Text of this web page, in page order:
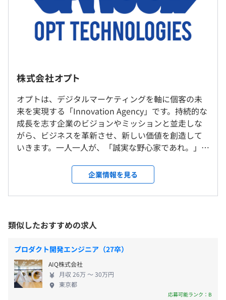
・月数回の社内勉強会の開催
制度
macOS か Windows か選べます
MacBook Pro のカスタマイズもOK！
キーボードやポインティングデバイス等の周辺機器も選択
オフィスには4Kモニタやハイクラスな椅子も用意！
プロジェクトごとに選択、アジャイル、スクラム、ペアプ
東京または仙台勤務。基本的に転勤はありません。
※現在はリモート推奨での勤務となっており、自宅での勤
就業場所の変更範囲
＜雇入時＞
本社、及び自宅、その他会社の定める事業所
＜変更範囲＞
会社の定める場所
従業員に対する受動喫煙対策：あり
対策内容：敷地内禁煙（喫煙場所あり）
・JR中央線・総武線「市ケ谷駅」より徒歩5分
・東京メトロ有楽町線・南北線、都営新宿線「市ケ谷駅」
より徒歩7分
・東京メトロ有楽町線「麹町駅」6番出口 徒歩5分
想定年収は年収提示額を保証するものではありません）
理。
研修終了後（7月〜）はコアタイム無しのフルフレックス
勤務となります。
休憩時間：60分 ※1年目後半からフルフレックスとなるた
め各々の自主性に任せています
平均残業時間：3.26時間 ※エンジニア組織のみ（対象期
間：2022年4月～2023年3月末）
・年間休日126日（2022年実績）
・年末年始休暇（12/27～1/4）
・年次有給休暇
・リフレッシュ休暇（4月1日起算で入社から1年経過後に
連続して2日、それ以降3年毎のサイクルで連続して10日
＋3万円を支給）
・結婚休暇（6日）
・特別休暇
前年度 男性37人 女性48人
2年度前 男性43人 女性34人
3年度前 男性24人 女性28人
研修の有無及び内容
最初の3ヶ月は全体研修（※2023卒実績。研修内容は変更
の可能性あり）
・IT, マーケティング研修 (ビジネス職と合同)
・基礎的な技術研修
・実践的なWebアプリケーション開発研修
・クラウドサービスを使いこなすための社外研修
※全体研修後は配属先の先輩社員がトレーナーとなり業務
・社内勉強会（隔週）
・社内開発イベント（ハッカソン、ISUCON等）（不定
・開発合宿（不定期）
メンター制度の有無
あり
キャリアコンサルティング制度の有無及びその内容
株式会社オプト
オプトは、デジタルマーケティングを軸に個客の未
来を実現する「Innovation Agency」です。持続的な
成長を志す企業のビジョンやミッションと並走しな
がら、ビジネスを革新させ、新しい価値を創造して
いきます。一人一人が、「誠実な野心家であれ。」と
長エンジンとなります。企業情報を見る
類似したおすすめの求人
プロダクト開発エンジニア（27卒）
AIQ株式会社
月収 26万 〜 30万円
東京都
応募可能ランク：B